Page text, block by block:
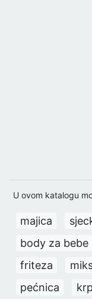
U ovom katalogu
majica
body za bebe
friteza
pećnica